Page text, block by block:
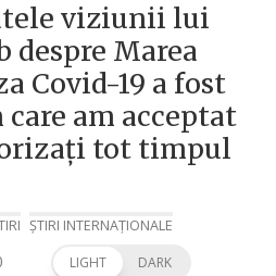
viziunii lui
despre Marea
Covid-19 a fost
am acceptat
tot timpul
ȘTIRI INTERNAȚIONALE
LIGHT DARK